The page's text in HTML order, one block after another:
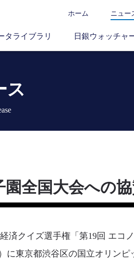
ホーム ニュー
タライブラリ 日銀ウォッチャ
ス
全国大会への
クイズ選手権「第19回 エコ
に東京都渋谷区の国立オリン